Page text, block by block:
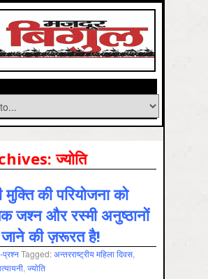
ज्योति
की परियोजना को
जश्न और रस्मी अनुष्ठानों
की ज़रूरत है!
प्रश्नTagged:अन्तरराष्ट्रीय महिला दिवस,
, ज्योति